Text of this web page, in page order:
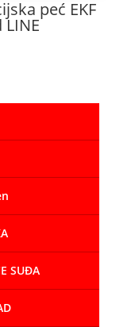
peć EKF
LINE
SUĐA